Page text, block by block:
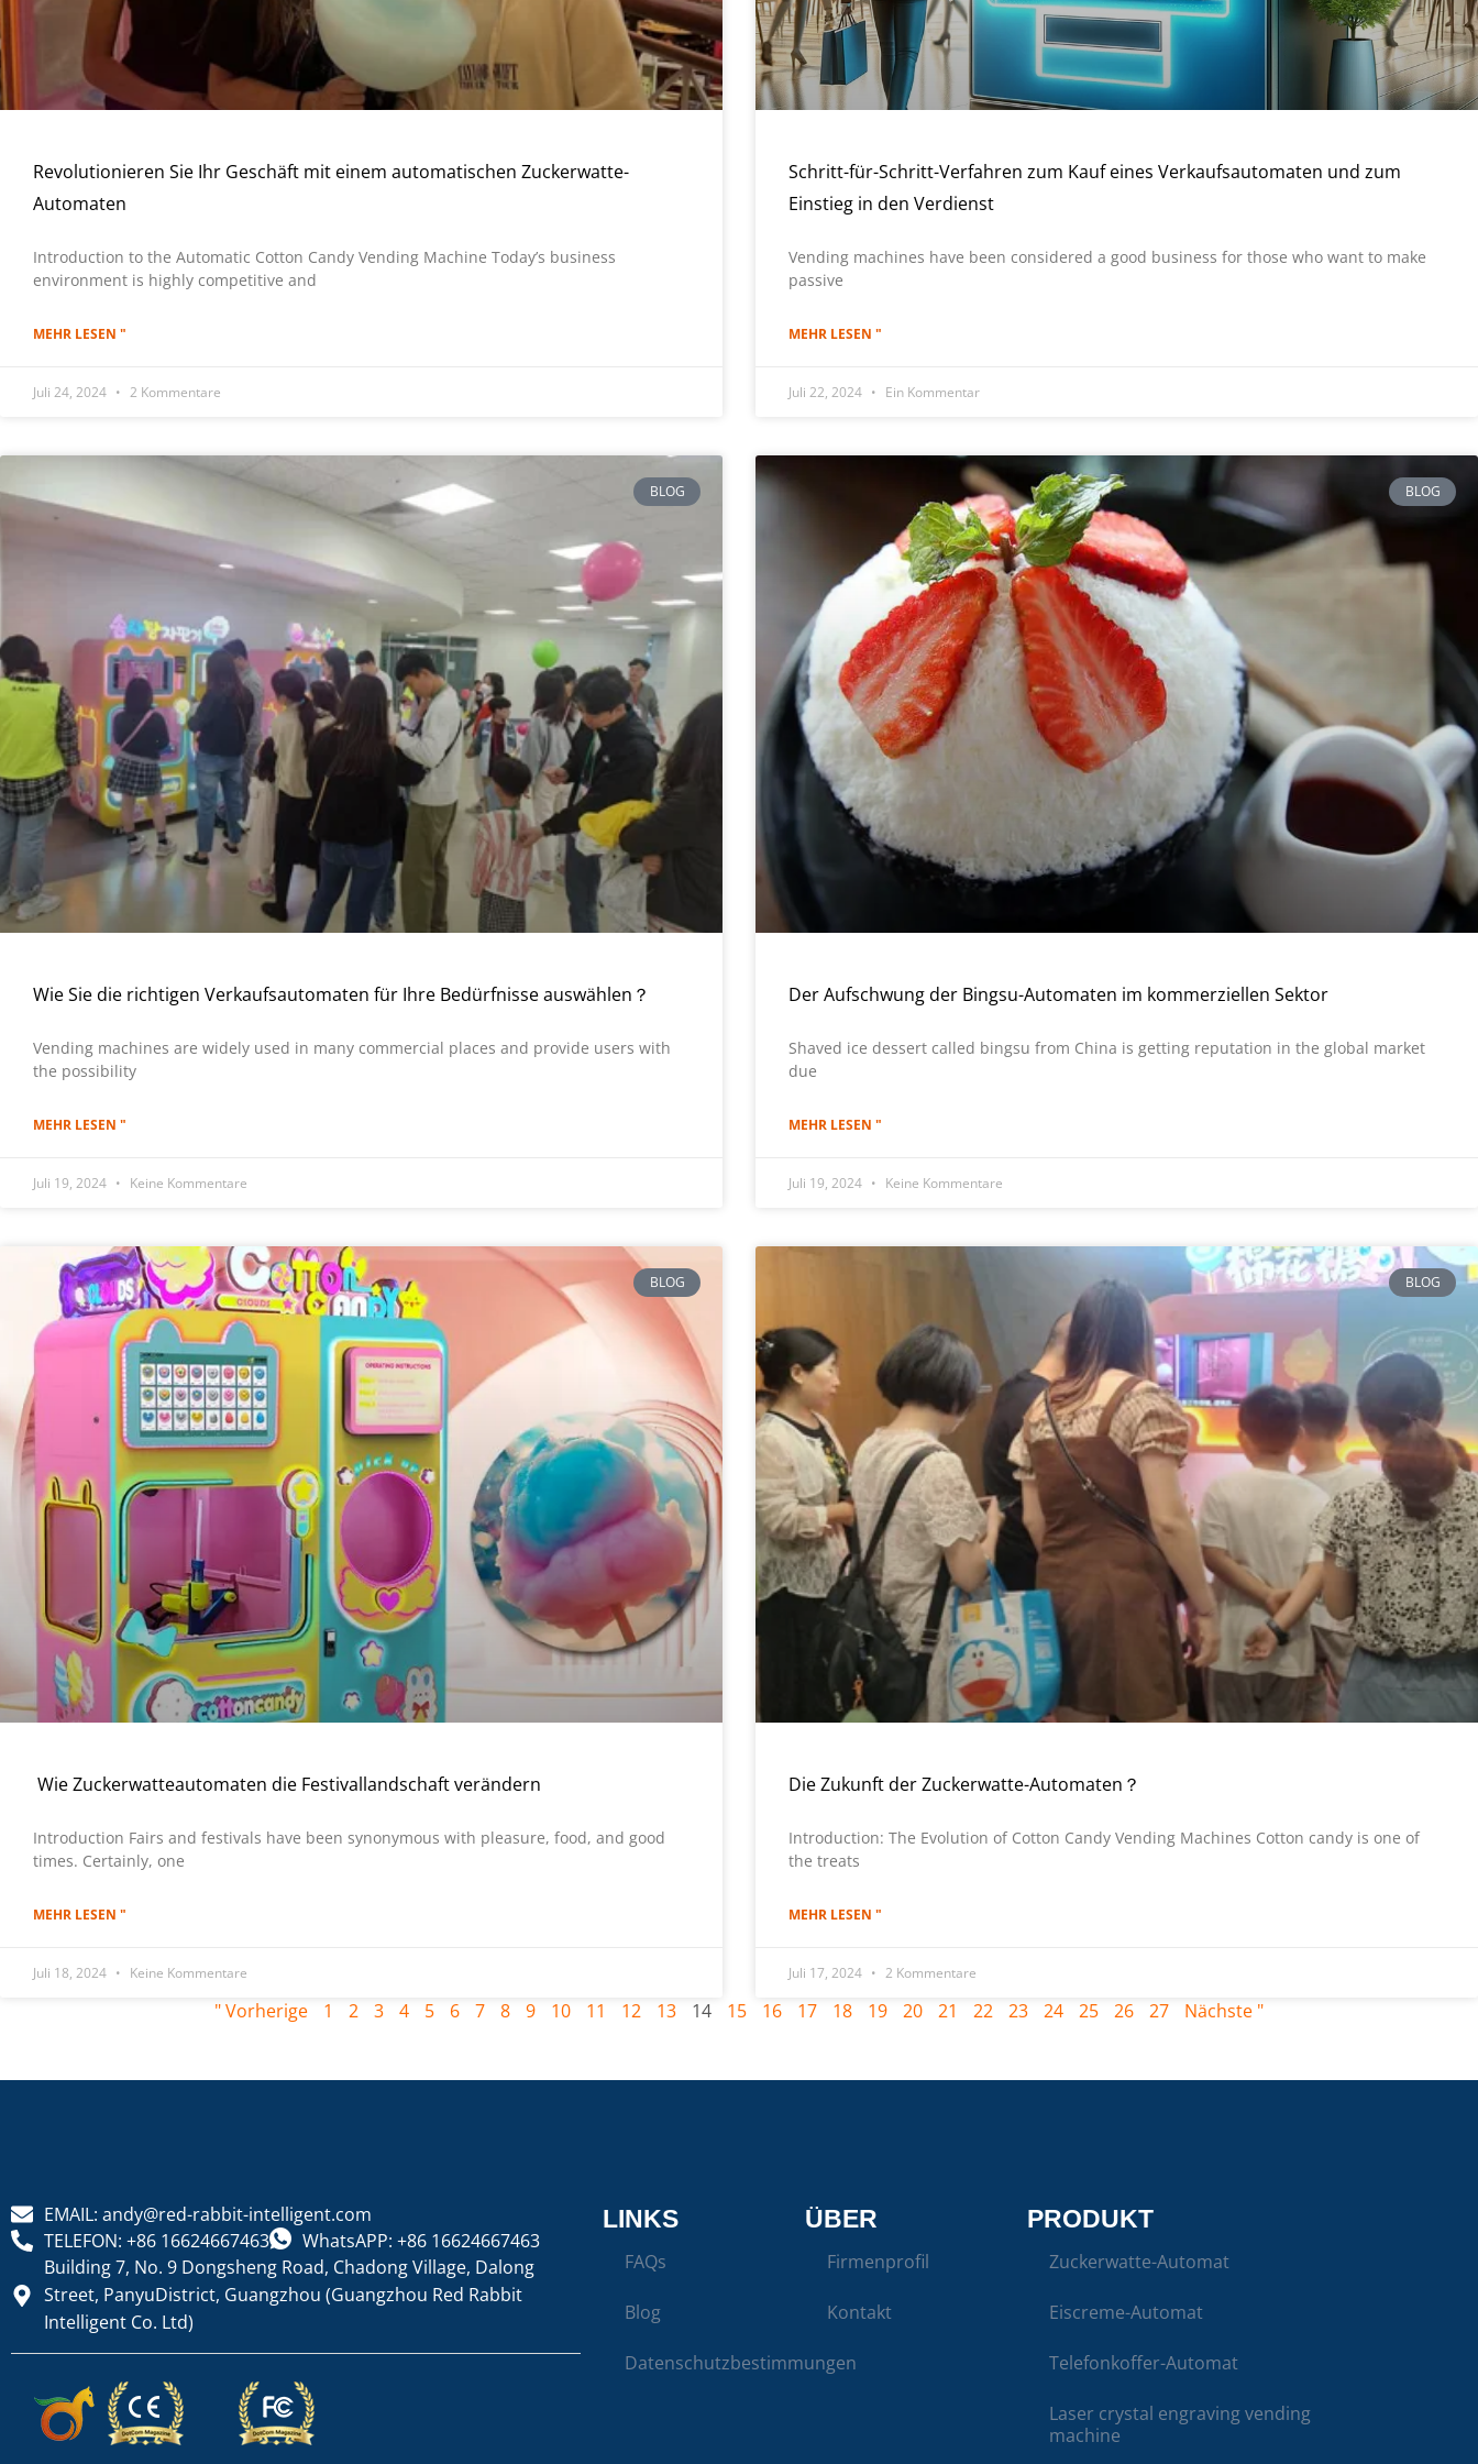
Revolutionieren Sie Ihr Geschäft mit einem automatischen Zuckerwatte-
Automaten
Introduction to the Automatic Cotton Candy Vending Machine Today’s business
environment is highly competitive and
MEHR LESEN "
Juli 24, 2024 2 Kommentare
Schritt-für-Schritt-Verfahren zum Kauf eines Verkaufsautomaten und zum
Einstieg in den Verdienst
Vending machines have been considered a good business for those who want to make
passive
MEHR LESEN "
Juli 22, 2024 Ein Kommentar
BLOG
Wie Sie die richtigen Verkaufsautomaten für Ihre Bedürfnisse auswählen？
Vending machines are widely used in many commercial places and provide users with
the possibility
MEHR LESEN "
Juli 19, 2024 Keine Kommentare
BLOG
Der Aufschwung der Bingsu-Automaten im kommerziellen Sektor
Shaved ice dessert called bingsu from China is getting reputation in the global market
due
MEHR LESEN "
Juli 19, 2024 Keine Kommentare
BLOG
Wie Zuckerwatteautomaten die Festivallandschaft verändern
Introduction Fairs and festivals have been synonymous with pleasure, food, and good
times. Certainly, one
MEHR LESEN "
Juli 18, 2024 Keine Kommentare
BLOG
Die Zukunft der Zuckerwatte-Automaten？
Introduction: The Evolution of Cotton Candy Vending Machines Cotton candy is one of
the treats
MEHR LESEN "
Juli 17, 2024 2 Kommentare
" Vorherige 1 2 3 4 5 6 7 8 9 10 11 12 13 14 15 16 17 18 19 20 21 22 23 24 25 26 27 Nächste "
EMAIL: andy@red-rabbit-intelligent.com
TELEFON: +86 16624667463
WhatsAPP: +86 16624667463
Building 7, No. 9 Dongsheng Road, Chadong Village, Dalong
Street, PanyuDistrict, Guangzhou (Guangzhou Red Rabbit
Intelligent Co. Ltd)
LINKS
FAQs
Blog
Datenschutzbestimmungen
ÜBER
Firmenprofil
Kontakt
PRODUKT
Zuckerwatte-Automat
Eiscreme-Automat
Telefonkoffer-Automat
Laser crystal engraving vending
machine